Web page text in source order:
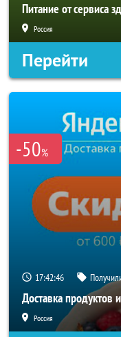
Питание от сервиса
Россия
Перейти
-50%
17:42:44
Доставка продуктов
Россия